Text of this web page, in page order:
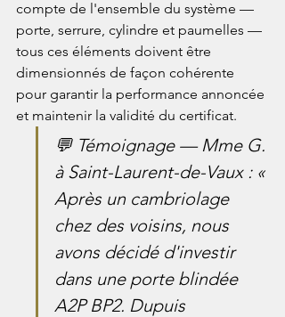
compte de l'ensemble du système —
porte, serrure, cylindre et paumelles —
tous ces éléments doivent être
dimensionnés de façon cohérente
pour garantir la performance annoncée
et maintenir la validité du certificat.
💬 Témoignage — Mme G.
à Saint-Laurent-de-Vaux : «
Après un cambriolage
chez des voisins, nous
avons décidé d'investir
dans une porte blindée
A2P BP2. Dupuis